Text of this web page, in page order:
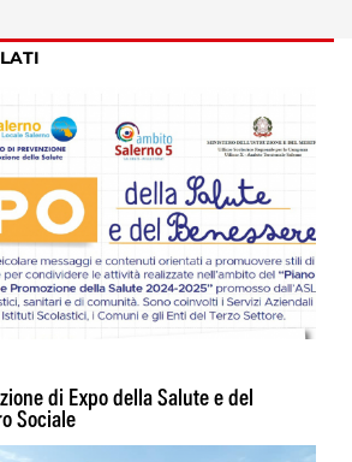
di Expo della Salute e del
Sociale